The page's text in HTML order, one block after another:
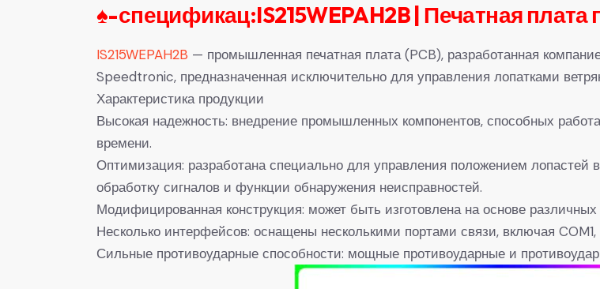
♠-спецификац:IS215WEPAH2B | Печатная
IS215WEPAH2B — промышленная печатная плата (PCB), разработанная
Speedtronic, предназначенная исключительно для управления лопатками
Характеристика продукции
Высокая надежность: внедрение промышленных компонентов, способных
времени.
Оптимизация: разработана специально для управления положением
обработку сигналов и функции обнаружения неисправностей.
Модифицированная конструкция: может быть изготовлена на основе
Несколько интерфейсов: оснащены несколькими портами связи, включая
Сильные противоударные способности: мощные противоударные и